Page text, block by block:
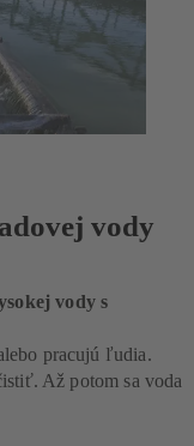
vody
vody s
pracujú ľudia.
Až potom sa voda